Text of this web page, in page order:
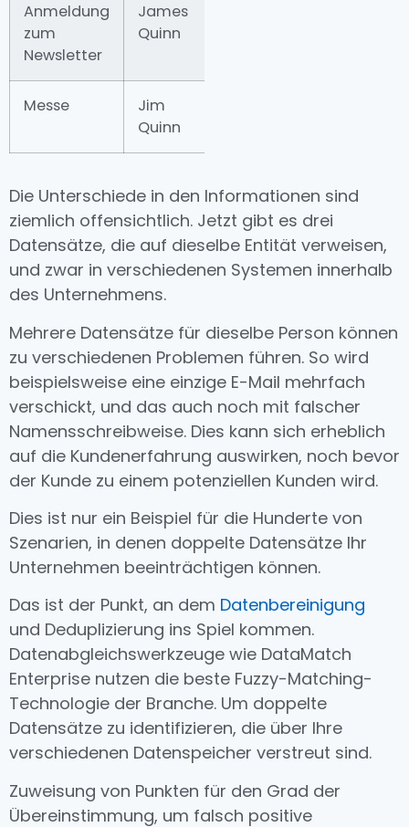
Anmeldung
zum
Newsletter
James
Quinn
Messe
Jim
Quinn
Die Unterschiede in den Informationen sind
ziemlich offensichtlich. Jetzt gibt es drei
Datensätze, die auf dieselbe Entität verweisen,
und zwar in verschiedenen Systemen innerhalb
des Unternehmens.
Mehrere Datensätze für dieselbe Person können
zu verschiedenen Problemen führen. So wird
beispielsweise eine einzige E-Mail mehrfach
verschickt, und das auch noch mit falscher
Namensschreibweise. Dies kann sich erheblich
auf die Kundenerfahrung auswirken, noch bevor
der Kunde zu einem potenziellen Kunden wird.
Dies ist nur ein Beispiel für die Hunderte von
Szenarien, in denen doppelte Datensätze Ihr
Unternehmen beeinträchtigen können.
Das ist der Punkt, an dem Datenbereinigung
und Deduplizierung ins Spiel kommen.
Datenabgleichswerkzeuge wie DataMatch
Enterprise nutzen die beste Fuzzy-Matching-
Technologie der Branche. Um doppelte
Datensätze zu identifizieren, die über Ihre
verschiedenen Datenspeicher verstreut sind.
Zuweisung von Punkten für den Grad der
Übereinstimmung, um falsch positive